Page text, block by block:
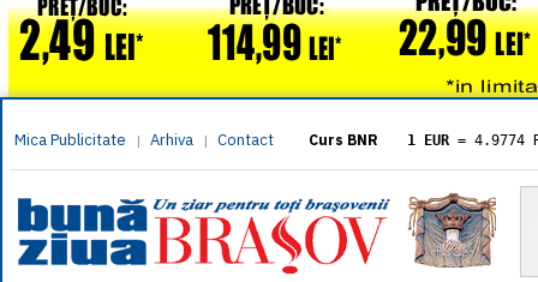
Mica Publicitate | Arhiva | Contact Curs BNR 1 EUR = 4.9774
= 5.8304
1 XAU= 464.4611
1 AED= 1.1933
1 AUD= 2.7957
1 BGN= 2.5449